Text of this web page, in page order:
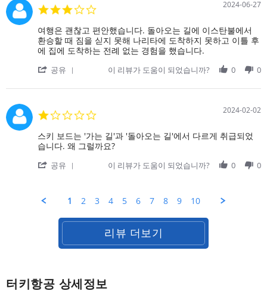
어
요.
에
정
된
기
우
치
도
귀
엽
고
기
내
식
주
on
4
Jul
2024
rating
2024-06-27
Review
by
on
Jun
review
stating
여
은
찮
편
안
했
습
니
다.
돌
는
여행은 괜찮고 편안했습니다. 돌아오는 길에 이스탄불에서
환승할 때 짐을 싣지 못해 나리타에 도착하지 못하고 이틀 후
에 집에 도착하는 전례 없는 경험을 했습니다.
공유
Review
on
27
2024
이 리뷰가 도움이 되었습니까? 0 0
rating
2024-02-02
Review
by
2
review
stating
키
는
'가
스키 보드는 '가는 길'과 '돌아오는 길'에서 다르게 취급되었
습니다. 왜 그럴까요?
공유
on
2
Feb
이 리뷰가 도움이 되었습니까? 0 0
1 2 3 4 5 6 7 8 9 10
리뷰 더보기
터키항공 상세정보